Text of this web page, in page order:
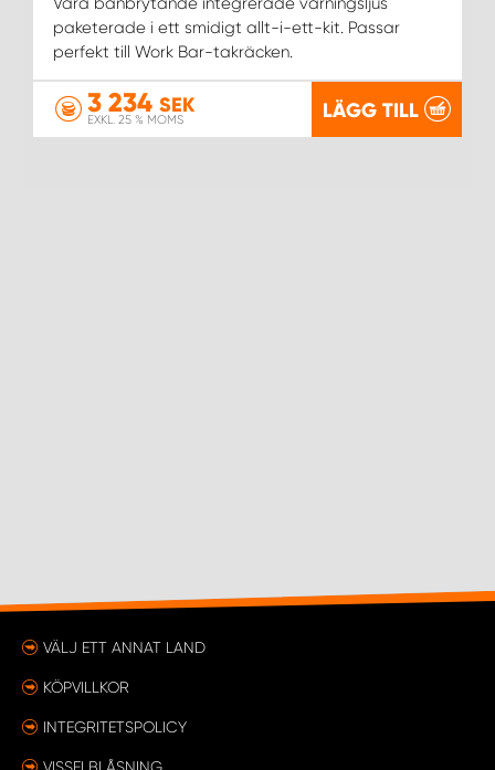
paketerade i ett smidigt allt-i-ett-kit. Passar
perfekt till Work Bar-takräcken.
3 234 SEK
EXKL. 25 % MOMS LÄGG TILL
VÄLJ ETT ANNAT LAND
KÖPVILLKOR
INTEGRITETSPOLICY
VISSELBLÅSNING